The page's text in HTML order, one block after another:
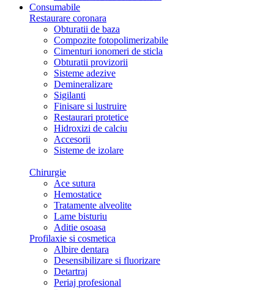
Consumabile
Restaurare coronara
Obturatii de baza
Compozite fotopolimerizabile
Cimenturi ionomeri de sticla
Obturatii provizorii
Sisteme adezive
Demineralizare
Sigilanti
Finisare si lustruire
Restaurari protetice
Hidroxizi de calciu
Accesorii
Sisteme de izolare
Chirurgie
Ace sutura
Hemostatice
Tratamente alveolite
Lame bisturiu
Aditie osoasa
Profilaxie si cosmetica
Albire dentara
Desensibilizare si fluorizare
Detartraj
Periaj profesional